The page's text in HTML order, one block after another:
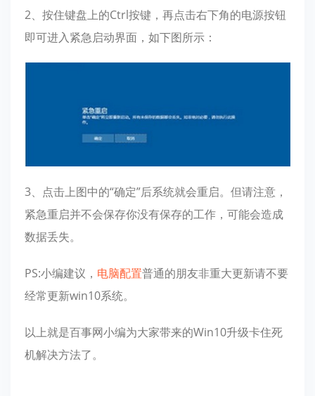
2、按住键盘上的Ctrl按键，再点击右下角的电源按钮
即可进入紧急启动界面，如下图所示：
3、点击上图中的“确定”后系统就会重启。但请注意，
紧急重启并不会保存你没有保存的工作，可能会造成
数据丢失。
PS:小编建议， 电脑配置普通的朋友非重大更新请不要
经常更新win10系统。
以上就是百事网小编为大家带来的Win10升级卡住死
机解决方法了。